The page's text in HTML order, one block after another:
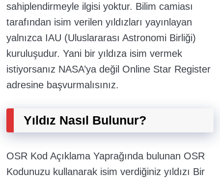
sahiplendirmeyle ilgisi yoktur. Bilim camiası
tarafından isim verilen yıldızları yayınlayan
yalnızca IAU (Uluslararası Astronomi Birliği)
kuruluşudur. Yani bir yıldıza isim vermek
istiyorsanız NASA’ya değil Online Star Register
adresine başvurmalısınız.
Yıldız Nasıl Bulunur?
OSR Kod Açıklama Yaprağında bulunan OSR
Kodunuzu kullanarak isim verdiğiniz yıldızı Bir